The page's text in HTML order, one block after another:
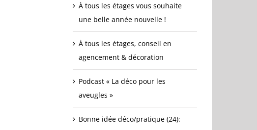
À tous les étages vous souhaite
une belle année nouvelle !
À tous les étages, conseil en
agencement & décoration
Podcast « La déco pour les
aveugles »
Bonne idée déco/pratique (24):